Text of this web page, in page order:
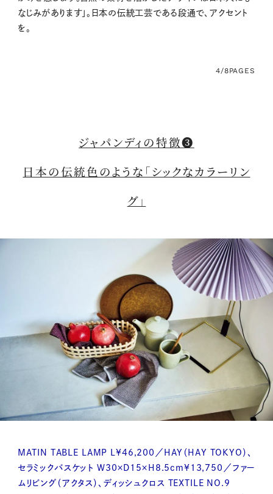
なじみがあります」。日本の伝統工芸である段通で、アクセント
を。
4/8PAGES
ジャパンディの特徴❸
日本の伝統色のような「シックなカラーリン
グ」
MATIN TABLE LAMP L¥46,200／HAY（HAY TOKYO）、
セラミックバスケット W30×D15×H8.5cm¥13,750／ファー
ムリビング（アクタス）、ディッシュクロス TEXTILE NO.9